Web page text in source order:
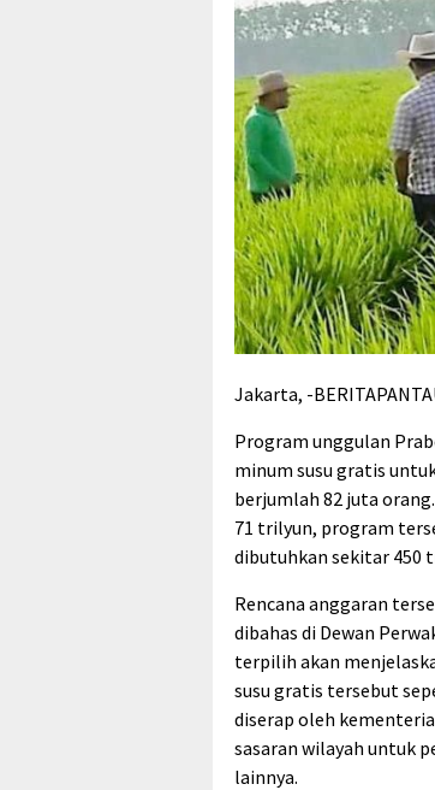
Jakarta, -
Program unggulan
minum susu gratis
berjumlah 82 juta
71 trilyun, program
dibutuhkan sekitar 450
Rencana anggaran
dibahas di Dewan
terpilih akan
susu gratis tersebut
diserap oleh
sasaran wilayah untuk
lainnya.